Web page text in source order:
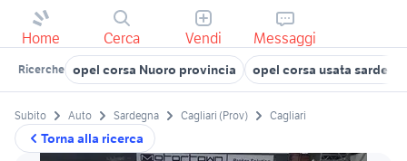
Home Cerca Vendi Messaggi
Ricerche opel corsa Nuoro provincia opel corsa usata
Torna alla ricerca
Subito Auto Sardegna Cagliari (Prov) Cagliari